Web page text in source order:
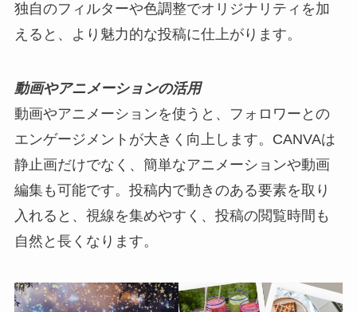
独自のフィルターや色調整でオリジナリティを加
えると、より魅力的な投稿に仕上がります。
動画やアニメーションの活用
動画やアニメーションを使うと、フォロワーとの
エンゲージメントが大きく向上します。CANVAは
静止画だけでなく、簡単なアニメーションや動画
編集も可能です。投稿内で動きのある要素を取り
入れると、視線を集めやすく、投稿の閲覧時間も
自然と長くなります。